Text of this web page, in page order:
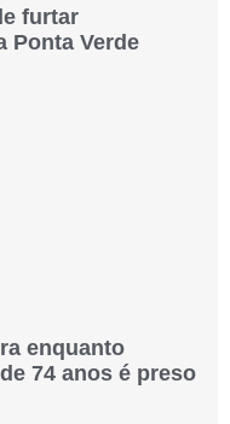
furtar
Ponta Verde
enquanto
74 anos é preso